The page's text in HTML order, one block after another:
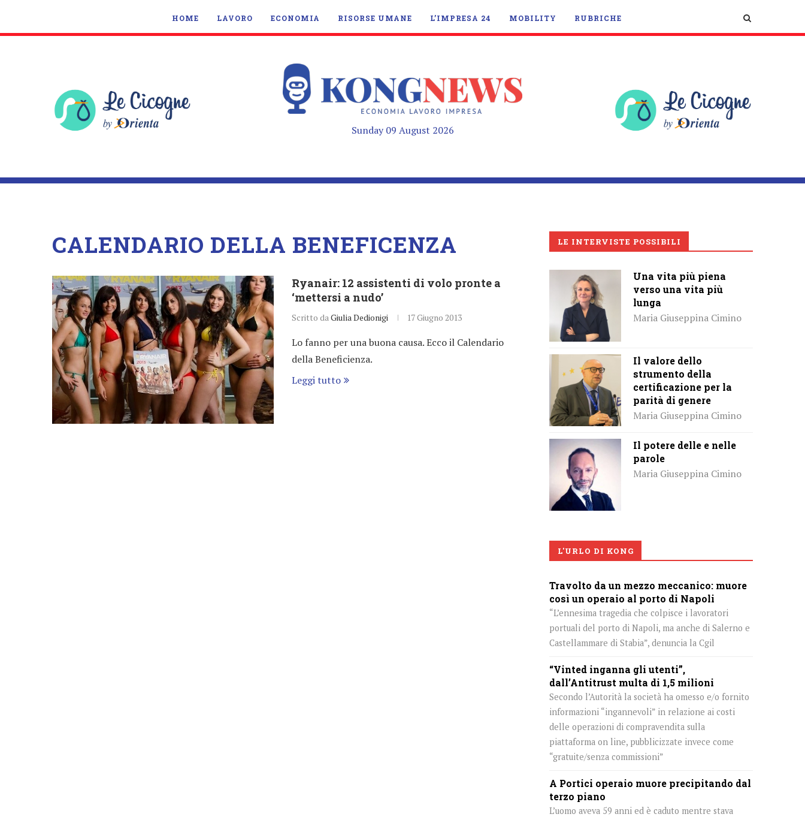
HOME LAVORO ECONOMIA RISORSE UMANE L’IMPRESA 24 MOBILITY RUBRICHE
Sunday 09 August 2026
CALENDARIO DELLA BENEFICENZA
Ryanair: 12 assistenti di volo pronte a
‘mettersi a nudo’
Scritto daGiulia Dedionigi 17 Giugno 2013
Lo fanno per una buona causa. Ecco il Calendario
della Beneficienza.
Leggi tutto
LE INTERVISTE POSSIBILI
Una vita più piena
verso una vita più
lunga
Maria Giuseppina Cimino
Il valore dello
strumento della
certificazione per la
parità di genere
Maria Giuseppina Cimino
Il potere delle e nelle
parole
Maria Giuseppina Cimino
L'URLO DI KONG
Travolto da un mezzo meccanico: muore
così un operaio al porto di Napoli
“L’ennesima tragedia che colpisce i lavoratori
portuali del porto di Napoli, ma anche di Salerno e
Castellammare di Stabia”, denuncia la Cgil
“Vinted inganna gli utenti”,
dall’Antitrust multa di 1,5 milioni
Secondo l’Autorità la società ha omesso e/o fornito
informazioni “ingannevoli” in relazione ai costi
delle operazioni di compravendita sulla
piattaforma on line, pubblicizzate invece come
“gratuite/senza commissioni”
A Portici operaio muore precipitando dal
terzo piano
L’uomo aveva 59 anni ed è caduto mentre stava